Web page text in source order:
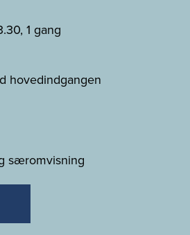
1 gang
hovedindgangen
særomvisning